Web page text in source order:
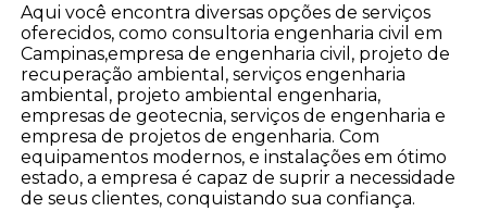
Aqui você encontra diversas opções de serviços
oferecidos, como consultoria engenharia civil em
Campinas,empresa de engenharia civil, projeto de
recuperação ambiental, serviços engenharia
ambiental, projeto ambiental engenharia,
empresas de geotecnia, serviços de engenharia e
empresa de projetos de engenharia. Com
equipamentos modernos, e instalações em ótimo
estado, a empresa é capaz de suprir a necessidade
de seus clientes, conquistando sua confiança.